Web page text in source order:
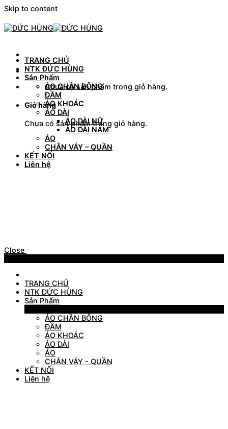
Skip to content
Chưa có sản phẩm trong giỏ hàng.
Giỏ hàng
Chưa có sản phẩm trong giỏ hàng.
TRANG CHỦ
NTK ĐỨC HÙNG
Sản Phẩm
ÁO CHẦN BÔNG
ĐẦM
ÁO KHOÁC
ÁO DÀI
ÁO DÀI NỮ
ÁO DÀI NAM
ÁO
CHÂN VÁY – QUẦN
KẾT NỐI
Liên hệ
Close
TRANG CHỦ
NTK ĐỨC HÙNG
Sản Phẩm
ÁO CHẦN BÔNG
ĐẦM
ÁO KHOÁC
ÁO DÀI
ÁO
CHÂN VÁY - QUẦN
KẾT NỐI
Liên hệ